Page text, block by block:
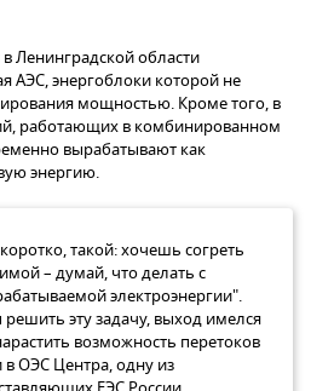
Ленинградской области
АЭС, энергоблоки которой не
мощностью. Кроме того, в
работающих в комбинированном
вырабатывают как
энергию.
такой: хочешь согреть
– думай, что делать с
электроэнергии".
эту задачу, выход имелся
возможность перетоков
в ОЭС Центра, одну из